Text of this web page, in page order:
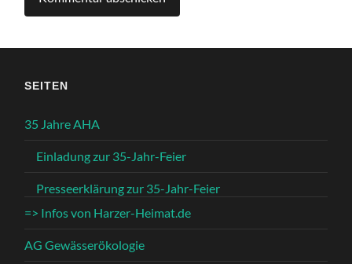
SEITEN
35 Jahre AHA
Einladung zur 35-Jahr-Feier
Presseerklärung zur 35-Jahr-Feier
=> Infos von Harzer-Heimat.de
AG Gewässerökologie